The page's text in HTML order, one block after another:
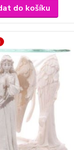
do košíku